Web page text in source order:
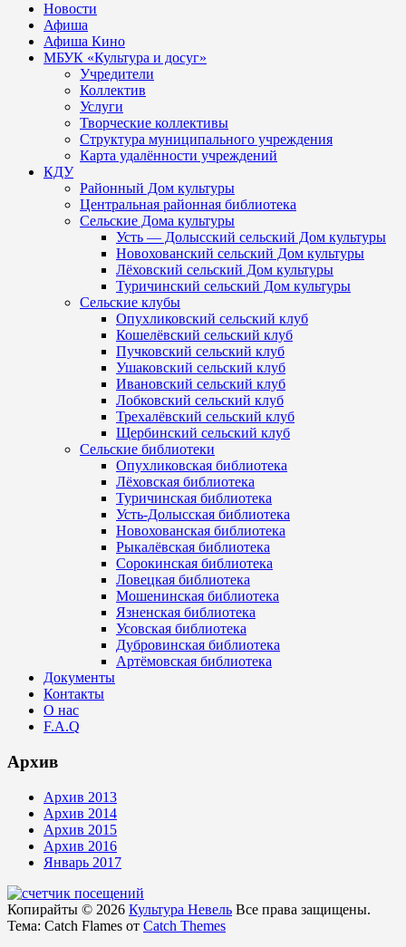
Новости
Афиша
Афиша Кино
МБУК «Культура и досуг»
Учредители
Коллектив
Услуги
Творческие коллективы
Структура муниципального учреждения
Карта удалённости учреждений
КДУ
Районный Дом культуры
Центральная районная библиотека
Сельские Дома культуры
Усть — Долысский сельский Дом культуры
Новохованский сельский Дом культуры
Лёховский сельский Дом культуры
Туричинский сельский Дом культуры
Сельские клубы
Опухликовский сельский клуб
Кошелёвский сельский клуб
Пучковский сельский клуб
Ушаковский сельский клуб
Ивановский сельский клуб
Лобковский сельский клуб
Трехалёвский сельский клуб
Щербинский сельский клуб
Сельские библиотеки
Опухликовская библиотека
Лёховская библиотека
Туричинская библиотека
Усть-Долысская библиотека
Новохованская библиотека
Рыкалёвская библиотека
Сорокинская библиотека
Ловецкая библиотека
Мошенинская библиотека
Язненская библиотека
Усовская библиотека
Дубровинская библиотека
Артёмовская библиотека
Документы
Контакты
О нас
F.A.Q
Архив
Архив 2013
Архив 2014
Архив 2015
Архив 2016
Январь 2017
Копирайты © 2026 Культура Невель Все права защищены.
Тема: Catch Flames от Catch Themes